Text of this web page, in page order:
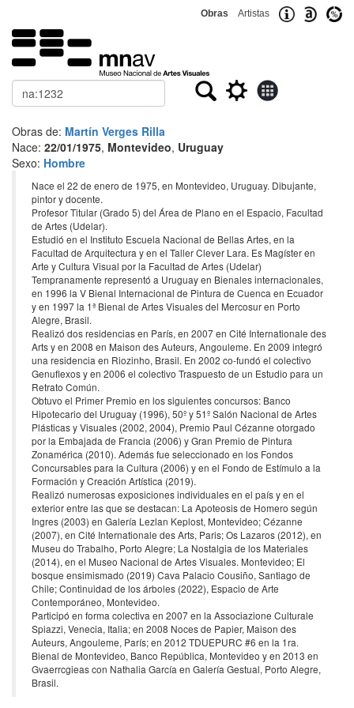
Obras Artistas
Buscar
Obras de: Martín Verges Rilla
Nace: 22/01/1975, Montevideo, Uruguay
Sexo: Hombre
Nace el 22 de enero de 1975, en Montevideo, Uruguay. Dibujante,
pintor y docente.
Profesor Titular (Grado 5) del Área de Plano en el Espacio, Facultad
de Artes (Udelar).
Estudió en el Instituto Escuela Nacional de Bellas Artes, en la
Facultad de Arquitectura y en el Taller Clever Lara. Es Magíster en
Arte y Cultura Visual por la Facultad de Artes (Udelar)
Tempranamente representó a Uruguay en Bienales internacionales,
en 1996 la V Bienal Internacional de Pintura de Cuenca en Ecuador
y en 1997 la 1ª Bienal de Artes Visuales del Mercosur en Porto
Alegre, Brasil.
Realizó dos residencias en París, en 2007 en Cité Internationale des
Arts y en 2008 en Maison des Auteurs, Angouleme. En 2009 integró
una residencia en Riozinho, Brasil. En 2002 co-fundó el colectivo
Genuflexos y en 2006 el colectivo Traspuesto de un Estudio para un
Retrato Común.
Obtuvo el Primer Premio en los siguientes concursos: Banco
Hipotecario del Uruguay (1996), 50º y 51º Salón Nacional de Artes
Plásticas y Visuales (2002, 2004), Premio Paul Cézanne otorgado
por la Embajada de Francia (2006) y Gran Premio de Pintura
Zonamérica (2010). Además fue seleccionado en los Fondos
Concursables para la Cultura (2006) y en el Fondo de Estímulo a la
Formación y Creación Artística (2019).
Realizó numerosas exposiciones individuales en el país y en el
exterior entre las que se destacan: La Apoteosis de Homero según
Ingres (2003) en Galería Lezlan Keplost, Montevideo; Cézanne
(2007), en Cité Internationale des Arts, Paris; Os Lazaros (2012), en
Museu do Trabalho, Porto Alegre; La Nostalgia de los Materiales
(2014), en el Museo Nacional de Artes Visuales. Montevideo; El
bosque ensimismado (2019) Cava Palacio Cousiño, Santiago de
Chile; Continuidad de los árboles (2022), Espacio de Arte
Contemporáneo, Montevideo.
Participó en forma colectiva en 2007 en la Associazione Culturale
Spiazzi, Venecia, Italia; en 2008 Noces de Papier, Maison des
Auteurs, Angouleme, París; en 2012 TDUEPURC #6 en la 1ra.
Bienal de Montevideo, Banco República, Montevideo y en 2013 en
Gvaerrcgieas con Nathalia García en Galería Gestual, Porto Alegre,
Brasil.